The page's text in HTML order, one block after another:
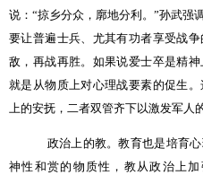
说：“掠乡分众，廓地分利。”孙武强
要让普遍士兵、尤其有功者享受战
敌，再战再胜。如果说爱士卒是精
就是从物质上对心理战要素的促生
上的安抚，二者双管齐下以激发军人
政治上的教。教育也是培育
神性和赏的物质性，教从政治上